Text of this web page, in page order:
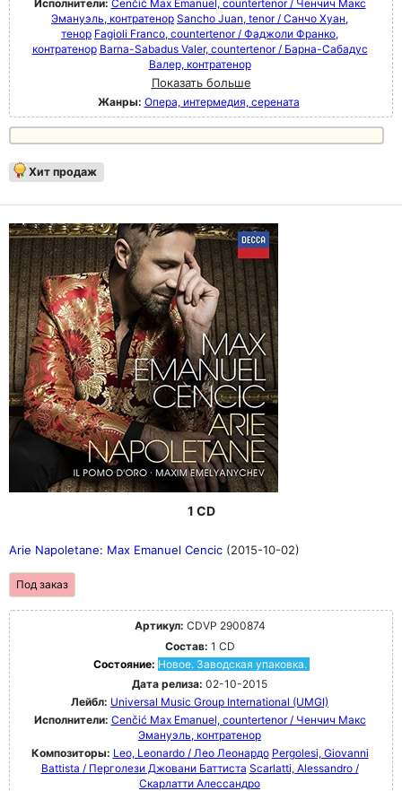
Исполнители: Cenčić Max Emanuel, countertenor / Ченчич Макс
Эмануэль, контратенор Sancho Juan, tenor / Санчо Хуан,
тенор Fagioli Franco, countertenor / Фаджоли Франко,
контратенор Barna-Sabadus Valer, countertenor / Барна-Сабадус
Валер, контратенор
Показать больше
Жанры: Опера, интермедия, серената
Хит продаж
1 CD
Arie Napoletane: Max Emanuel Cencic (2015-10-02)
Под заказ
Артикул: CDVP 2900874
Состав: 1 CD
Состояние: Новое. Заводская упаковка.
Дата релиза: 02-10-2015
Лейбл: Universal Music Group International (UMGI)
Исполнители: Cenčić Max Emanuel, countertenor / Ченчич Макс
Эмануэль, контратенор
Композиторы: Leo, Leonardo / Лео Леонардо Pergolesi, Giovanni
Battista / Перголези Джовани Баттиста Scarlatti, Alessandro /
Скарлатти Алессандро